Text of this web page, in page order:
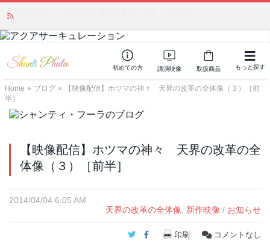
初めての方 講演映像 取扱商品 もっと探す
Home » ブログ »
【映像配信】ホツマの神々 天界の改革の全体像（３）［前
半］
【映像配信】ホツマの神々 天界の改革の全
体像（３）［前半］
2014/04/04 6:05 AM
天界の改革の全体像
新作映像 / お知らせ
Twitter
Facebook
印刷 コメントなし